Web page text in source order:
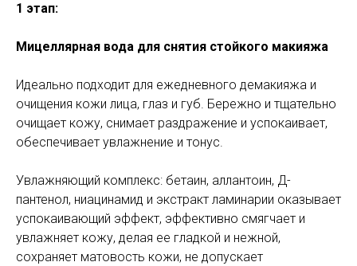
1 этап:
Мицеллярная вода для снятия стойкого макияжа
Идеально подходит для ежедневного демакияжа и
очищения кожи лица, глаз и губ. Бережно и тщательно
очищает кожу, снимает раздражение и успокаивает,
обеспечивает увлажнение и тонус.
Увлажняющий комплекс: бетаин, аллантоин, Д-
пантенол, ниацинамид и экстракт ламинарии оказывает
успокаивающий эффект, эффективно смягчает и
увлажняет кожу, делая ее гладкой и нежной,
сохраняет матовость кожи, не допускает